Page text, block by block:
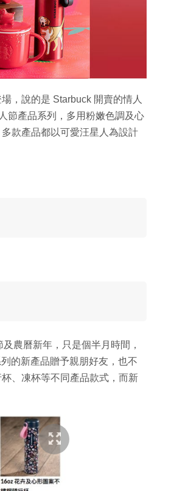
，說的是 Starbuck 開賣的情人
節產品系列，多用粉嫩色調及心
款產品都以可愛汪星人為設計
農曆新年，只是個半月時間，
的新產品贈予親朋好友，也不
、凍杯等不同產品款式，而新